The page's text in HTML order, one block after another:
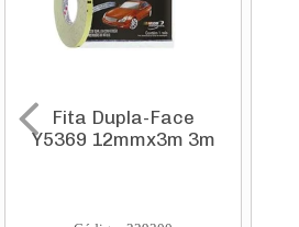
Fita Dupla-Face
Y5369 12mmx3m 3m